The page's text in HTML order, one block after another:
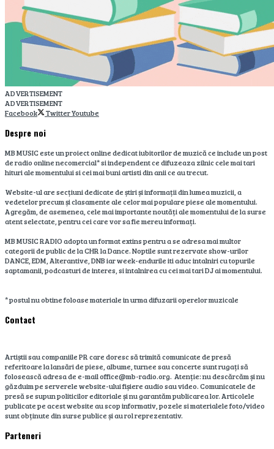
ADVERTISEMENT
ADVERTISEMENT
Facebook
TwitterYoutube
Despre noi
MB MUSIC este un proiect online dedicat iubitorilor de muzică ce include un post
de radio online necomercial* si independent ce difuzeaza zilnic cele mai tari
hituri ale momentului si cei mai buni artisti din anii ce au trecut.
Website-ul are secțiuni dedicate de știri și informații din lumea muzicii, a
vedetelor precum și clasamente ale celor mai populare piese ale momentului.
Agregăm, de asemenea, cele mai importante noutăți ale momentului de la surse
atent selectate, pentru cei care vor sa fie mereu informați.
MB MUSIC RADIO adopta un format extins pentru a se adresa mai multor
categorii de public de la CHR la Dance. Noptile sunt rezervate show-urilor
DANCE, EDM, Alterantive, DNB iar week-endurile iti aduc intalniri cu topurile
saptamanii, podcasturi de interes, si intalnirea cu cei mai tari DJ ai momentului.
* postul nu obtine foloase materiale in urma difuzarii operelor muzicale
Contact
Artiștii sau companiile PR care doresc să trimită comunicate de presă
referitoare la lansări de piese, albume, turnee sau concerte sunt rugați să
folosească adresa de e-mail office@mb-radio.org. Atenție: nu descărcăm și nu
găzduim pe serverele website-ului fișiere audio sau video. Comunicatele de
presă se supun politicilor editoriale și nu garantăm publicarea lor. Articolele
publicate pe acest website au scop informativ, pozele si materialele foto/video
sunt obținute din surse publice și au rol reprezentativ.
Parteneri